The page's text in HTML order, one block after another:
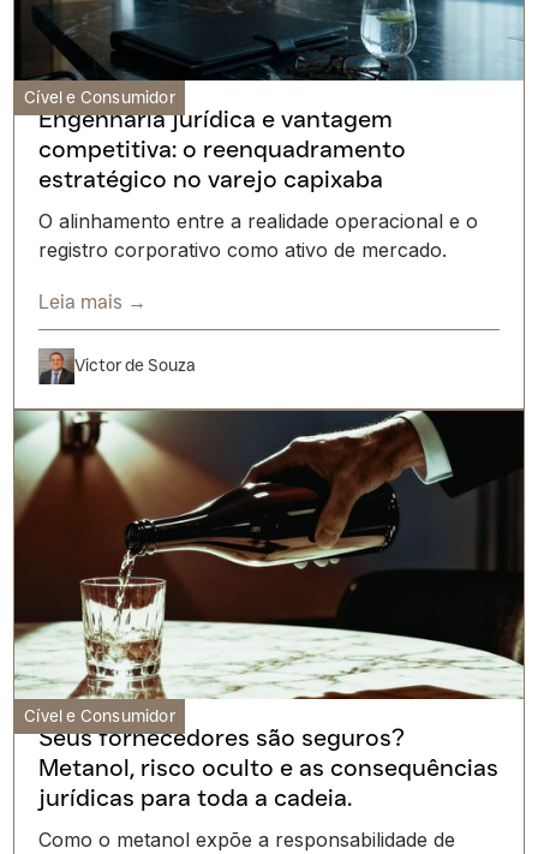
Cível e Consumidor
Engenharia jurídica e vantagem
competitiva: o reenquadramento
estratégico no varejo capixaba
O alinhamento entre a realidade operacional e o
registro corporativo como ativo de mercado.
Leia mais →
Victor de Souza
Cível e Consumidor
Seus fornecedores são seguros?
Metanol, risco oculto e as consequências
jurídicas para toda a cadeia.
Como o metanol expõe a responsabilidade de